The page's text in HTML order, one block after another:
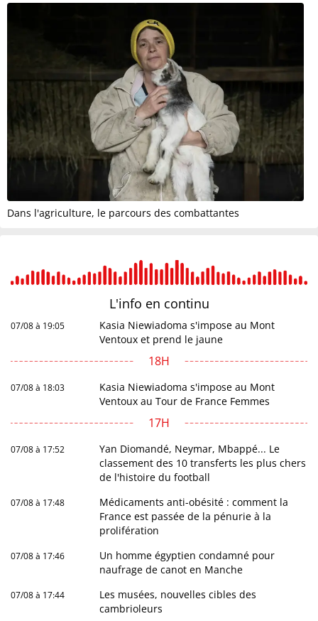
Dans l'agriculture, le parcours des combattantes
L'info en continu
07/08 à 19:05
Kasia Niewiadoma s'impose au Mont
Ventoux et prend le jaune
18H
07/08 à 18:03
Kasia Niewiadoma s'impose au Mont
Ventoux au Tour de France Femmes
17H
07/08 à 17:52
Yan Diomandé, Neymar, Mbappé... Le
classement des 10 transferts les plus chers
de l'histoire du football
07/08 à 17:48
Médicaments anti-obésité : comment la
France est passée de la pénurie à la
prolifération
07/08 à 17:46
Un homme égyptien condamné pour
naufrage de canot en Manche
07/08 à 17:44
Les musées, nouvelles cibles des
cambrioleurs